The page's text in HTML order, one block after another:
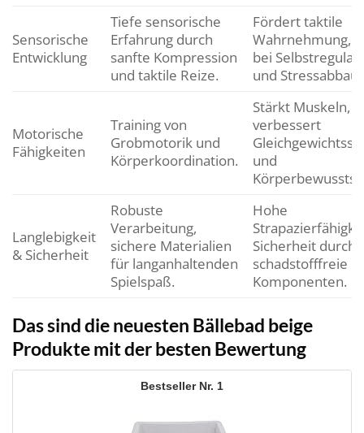
Sensorische
Entwicklung
Tiefe sensorische
Erfahrung durch
sanfte Kompression
und taktile Reize.
Fördert taktile
Wahrnehmung,
bei
und Stressabbau.
Motorische
Fähigkeiten
Training von
Grobmotorik und
Körperkoordination.
Stärkt Muskeln,
verbessert
und
Langlebigkeit
& Sicherheit
Robuste
Verarbeitung,
sichere Materialien
für langanhaltenden
Spielspaß.
Hohe
Sicherheit durch
schadstofffreie
Komponenten.
Das sind die neuesten Bällebad beige
Produkte mit der besten Bewertung
1